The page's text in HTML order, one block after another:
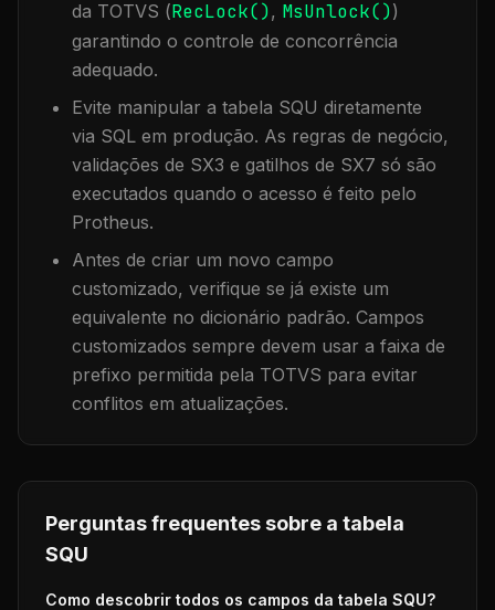
da TOTVS (RecLock(), MsUnlock())
garantindo o controle de concorrência
adequado.
Evite manipular a tabela SQU diretamente
via SQL em produção. As regras de negócio,
validações de SX3 e gatilhos de SX7 só são
executados quando o acesso é feito pelo
Protheus.
Antes de criar um novo campo
customizado, verifique se já existe um
equivalente no dicionário padrão. Campos
customizados sempre devem usar a faixa de
prefixo permitida pela TOTVS para evitar
conflitos em atualizações.
Perguntas frequentes sobre a tabela
SQU
Como descobrir todos os campos da tabela SQU?